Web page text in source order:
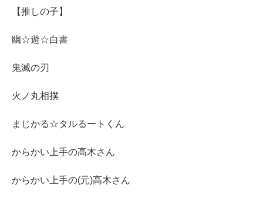
【推しの子】
幽☆遊☆白書
鬼滅の刃
火ノ丸相撲
まじかる☆タルるートくん
からかい上手の高木さん
からかい上手の(元)高木さん